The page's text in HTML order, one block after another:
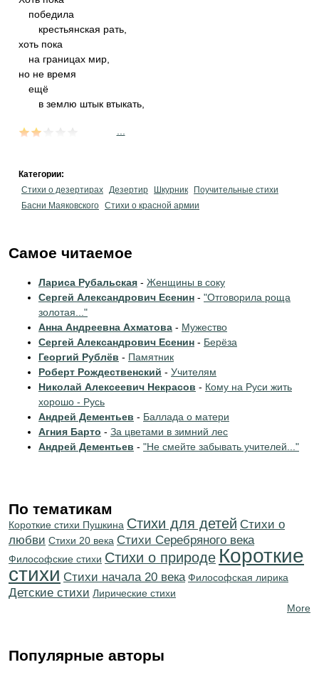
победила
крестьянская рать,
хоть пока
на границах мир,
но не время
ещё
в землю штык втыкать,
Категории:
Стихи о дезертирах Дезертир Шкурник
Поучительные стихи
Басни Маяковского Стихи о красной армии
Самое читаемое
Лариса Рубальская - Женщины в соку
Сергей Александрович Есенин - "Отговорила роща
золотая..."
Анна Андреевна Ахматова - Мужество
Сергей Александрович Есенин - Берёза
Георгий Рублёв - Памятник
Роберт Рождественский - Учителям
Николай Алексеевич Некрасов - Кому на Руси жить
хорошо - Русь
Андрей Дементьев - Баллада о матери
Агния Барто - За цветами в зимний лес
Андрей Дементьев - "Не смейте забывать учителей..."
По тематикам
Короткие стихи Пушкина Стихи для детей Стихи о
любви Стихи 20 века Cтихи Серебряного века
Философские стихи Стихи о природе Короткие
стихи Cтихи начала 20 века Философская лирика
Детские стихи Лирические стихи
More
Популярные авторы